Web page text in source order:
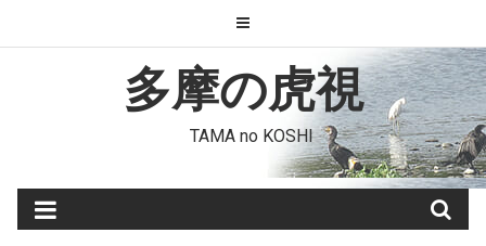
多摩の虎視
TAMA no KOSHI